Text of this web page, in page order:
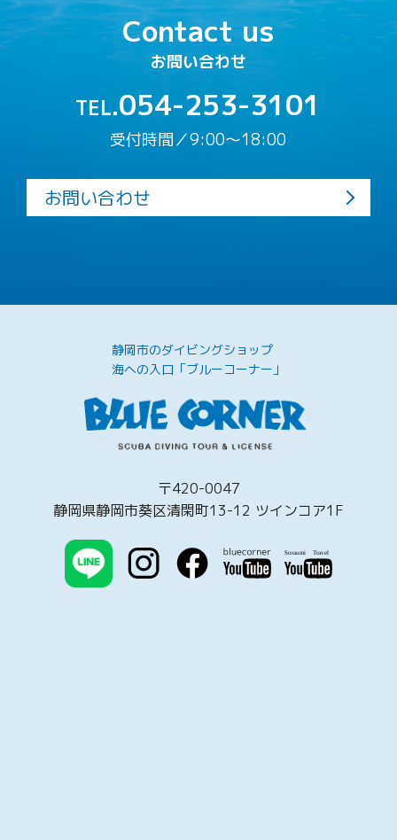
Contact us
お問い合わせ
TEL.054-253-3101
受付時間／9:00〜18:00
お問い合わせ
静岡市のダイビングショップ
海への入口「ブルーコーナー」
〒420-0047
静岡県静岡市葵区清閑町13-12 ツインコア1F